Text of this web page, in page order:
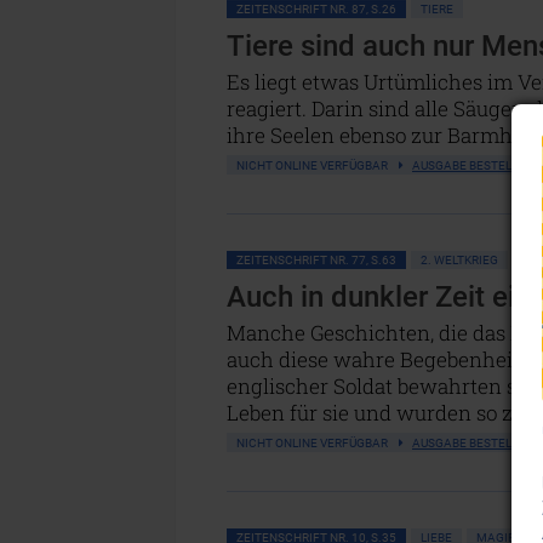
ZEITENSCHRIFT NR. 87, S.26 TIERE
Tiere sind auch nur
Es liegt etwas Urtümliches im
reagiert. Darin sind alle Säuger
ihre Seelen ebenso zur
NICHT ONLINE VERFÜGBAR AUSGABE BESTELLEN
ZEITENSCHRIFT NR. 77, S.63 2. WELTKRIEG
Auch in dunkler Zeit ein
Manche Geschichten, die das
auch diese wahre Begebenheit
englischer Soldat bewahrten
Leben für sie und wurden so zu
NICHT ONLINE VERFÜGBAR AUSGABE BESTELLEN
ZEITENSCHRIFT NR. 10, S.35 LIEBE MAGIE •